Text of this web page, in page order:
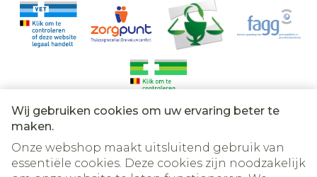
Wij gebruiken cookies om uw ervaring beter te
maken.
Onze webshop maakt uitsluitend gebruik van
essentiële cookies. Deze cookies zijn noodzakelijk
Juridische links